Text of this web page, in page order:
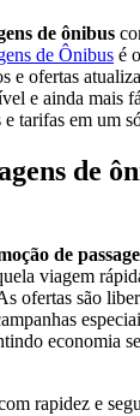
de ônibus
de Ônibus é
e ofertas
e ainda mais
tarifas em um
de
de
viagem
ofertas são
economia
rapidez e